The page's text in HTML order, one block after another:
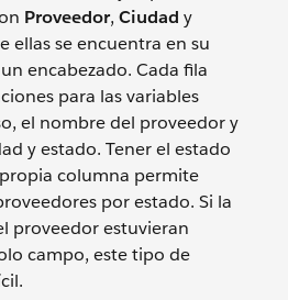
Proveedor, Ciudad y
ellas se encuentra en su
encabezado. Cada fila
para las variables
el nombre del proveedor y
y estado. Tener el estado
columna permite
por estado. Si la
proveedor estuvieran
campo, este tipo de